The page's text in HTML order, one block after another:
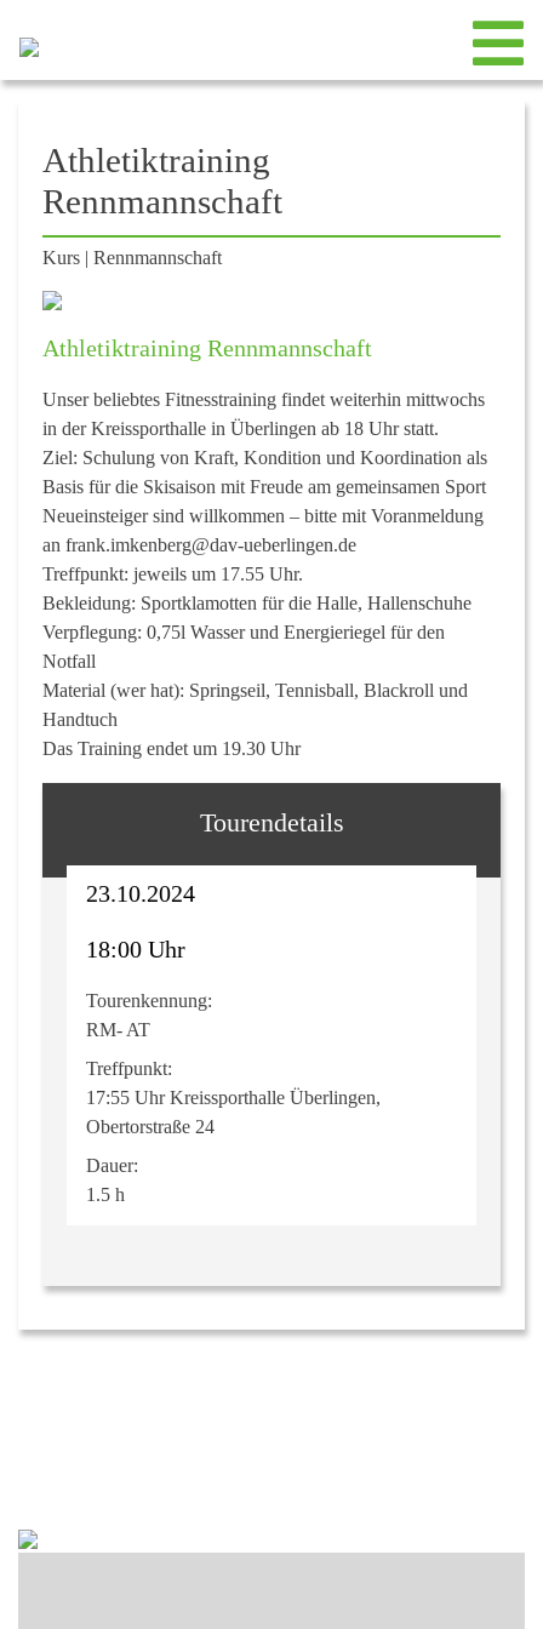
Athletiktraining
Rennmannschaft
Kurs | Rennmannschaft
Athletiktraining Rennmannschaft
Unser beliebtes Fitnesstraining findet weiterhin mittwochs
in der Kreissporthalle in Überlingen ab 18 Uhr statt.
Ziel: Schulung von Kraft, Kondition und Koordination als
Basis für die Skisaison mit Freude am gemeinsamen Sport
Neueinsteiger sind willkommen – bitte mit Voranmeldung
an frank.imkenberg@dav-ueberlingen.de
Treffpunkt: jeweils um 17.55 Uhr.
Bekleidung: Sportklamotten für die Halle, Hallenschuhe
Verpflegung: 0,75l Wasser und Energieriegel für den
Notfall
Material (wer hat): Springseil, Tennisball, Blackroll und
Handtuch
Das Training endet um 19.30 Uhr
Tourendetails
23.10.2024
18:00 Uhr
Tourenkennung:
RM- AT
Treffpunkt:
17:55 Uhr Kreissporthalle Überlingen,
Obertorstraße 24
Dauer:
1.5 h